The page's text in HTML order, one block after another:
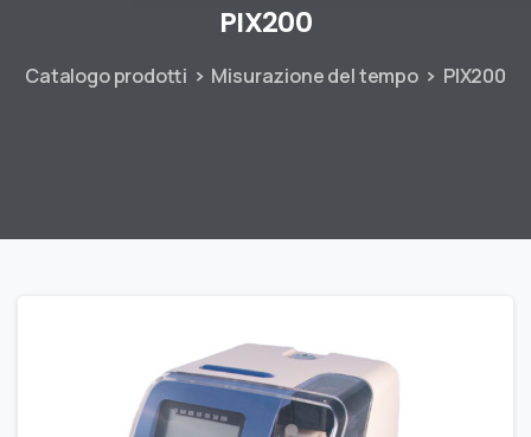
PIX200
Catalogo prodotti Misurazione del tempo PIX200